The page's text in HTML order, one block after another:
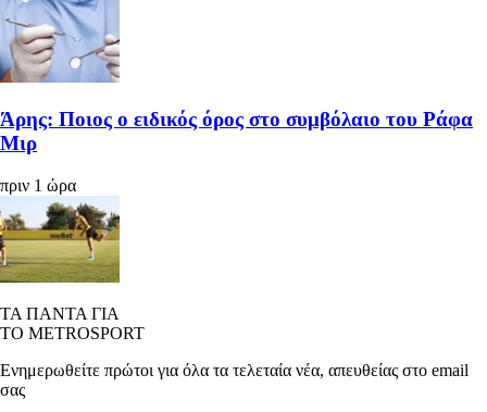
Άρης: Ποιος ο ειδικός όρος στο συμβόλαιο του Ράφα
Μιρ
πριν 1 ώρα
ΤΑ ΠΑΝΤΑ ΓΙΑ
ΤΟ METROSPORT
Ενημερωθείτε πρώτοι για όλα τα τελεταία νέα, απευθείας στο email
σας